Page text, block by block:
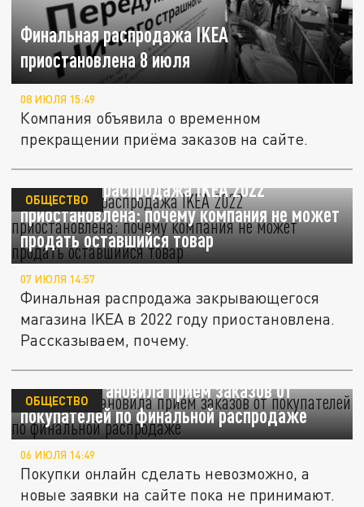
Финальная распродажа IKEA
приостановлена 8 июля
08 ИЮЛЯ 15:49
Компания объявила о временном
прекращении приёма заказов на сайте.
Финальная распродажа IKEA 2022
приостановлена: почему компания не может
продать оставшийся товар
ОБЩЕСТВО
07 ИЮЛЯ 14:57
Финальная распродажа закрывающегося
магазина IKEA в 2022 году приостановлена.
Рассказываем, почему.
IKEA приостановила приём заказов от
покупателей по финальной распродаже
ОБЩЕСТВО
06 ИЮЛЯ 14:49
Покупки онлайн сделать невозможно, а
новые заявки на сайте пока не принимают.